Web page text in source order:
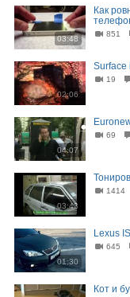
03:48
Как
851
02:06
Surface
19
04:07
69
03:43
1414
01:30
Lexus
645
Кот и